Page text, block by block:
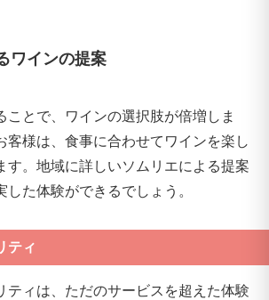
ワインの提案
ことで、ワインの選択肢が倍増しま
客様は、食事に合わせてワインを楽し
す。地域に詳しいソムリエによる提案
した体験ができるでしょう。
ティ
ティは、ただのサービスを超えた体験